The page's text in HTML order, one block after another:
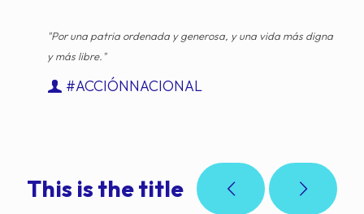
"Por una patria ordenada y generosa, y una vida más digna
y más libre."
#ACCIÓNNACIONAL
This is the title